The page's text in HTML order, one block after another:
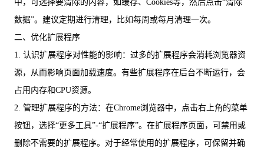
中，可选择要清除的内容，如缓存、Cookies等，然后点击“清除
数据”。建议定期进行清理，比如每周或每月清理一次。
二、优化扩展程序
1. 认识扩展程序对性能的影响：过多的扩展程序会消耗浏览器资
源，从而影响页面加载速度。有些扩展程序在后台不断运行，会
占用内存和CPU资源。
2. 管理扩展程序的方法：在Chrome浏览器中，点击右上角的菜单
按钮，选择“更多工具”-“扩展程序”。在扩展程序页面，可禁用或
删除不需要的扩展程序。对于经常使用的扩展程序，可保留并确